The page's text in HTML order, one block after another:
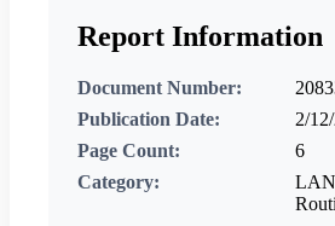
Report Information
Document Number:
Publication Date:
2/
Page Count:
6
Category:
LAN